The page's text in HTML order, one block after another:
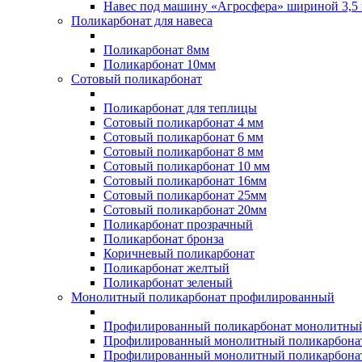
Навес под машину «Агросфера» шириной 3,5
Поликарбонат для навеса
Поликарбонат 8мм
Поликарбонат 10мм
Сотовый поликарбонат
Поликарбонат для теплицы
Сотовый поликарбонат 4 мм
Сотовый поликарбонат 6 мм
Сотовый поликарбонат 8 мм
Сотовый поликарбонат 10 мм
Сотовый поликарбонат 16мм
Сотовый поликарбонат 25мм
Сотовый поликарбонат 20мм
Поликарбонат прозрачный
Поликарбонат бронза
Коричневый поликарбонат
Поликарбонат желтый
Поликарбонат зеленый
Монолитный поликарбонат профилированный
Профилированный поликарбонат
Профилированный монолитный
Профилированный монолитный